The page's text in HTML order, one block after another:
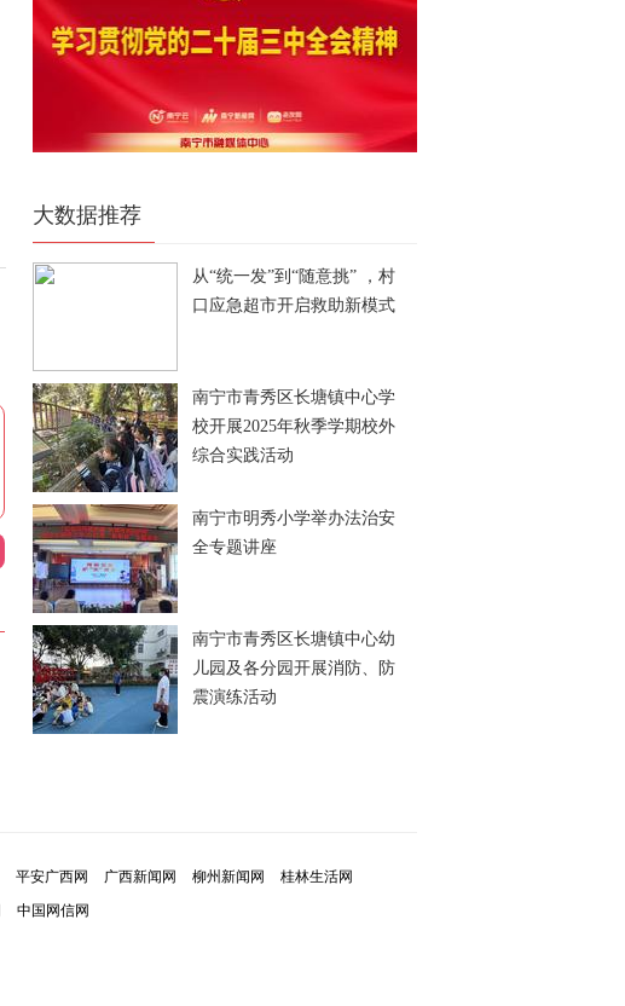
大数据推荐
从“统一发”到“随意挑” ，村
口应急超市开启救助新模式
南宁市青秀区长塘镇中心学
校开展2025年秋季学期校外
综合实践活动
南宁市明秀小学举办法治安
全专题讲座
南宁市青秀区长塘镇中心幼
儿园及各分园开展消防、防
震演练活动
平安广西网 广西新闻网 柳州新闻网
桂林生活网
中国网信网